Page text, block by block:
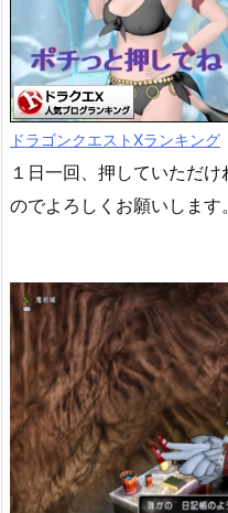
ドラゴンクエストXランキング
１日一回、押していただ
のでよろしくお願いします。